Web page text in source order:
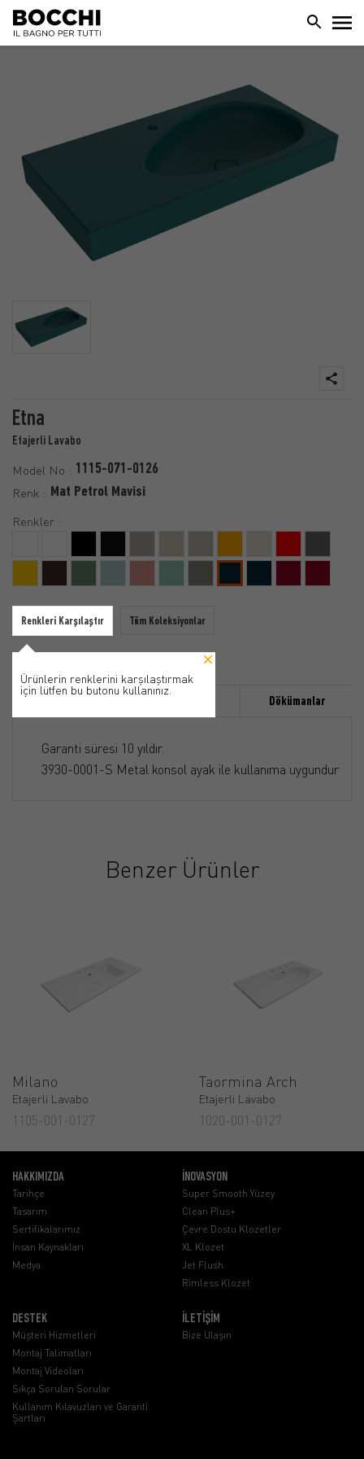
Etna
Etajerli Lavabo
Model No : 1115-071-0126
Renk : Mat Petrol Mavisi
Renkler :
Renkleri Karşılaştır Tüm Koleksiyonlar
Ürünlerin renklerini karşılaştırmak
için lütfen bu butonu kullanınız.
Dökümanlar
Garanti süresi 10 yıldır.
3930-0001-S Metal konsol ayak ile kullanıma uygundur
Benzer Ürünler
Milano
Etajerli Lavabo
1105-001-0127
Taormina Arch
Etajerli Lavabo
1020-001-0127
HAKKIMIZDA
Tarihçe
Tasarım
Sertifikalarımız
İnsan Kaynakları
Medya
İNOVASYON
Super Smooth Yüzey
Clean Plus+
Çevre Dostu Klozetler
XL Klozet
Jet Flush
Rimless Klozet
DESTEK
Müşteri Hizmetleri
Montaj Talimatları
Montaj Videoları
Sıkça Sorulan Sorular
Kullanım Kılavuzları ve Garanti
Şartları
İLETİŞİM
Bize Ulaşın